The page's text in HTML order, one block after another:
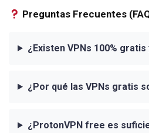
Preguntas Frecuentes
¿Existen VPNs 100%
¿Por qué las VPNs gratis
¿ProtonVPN free es